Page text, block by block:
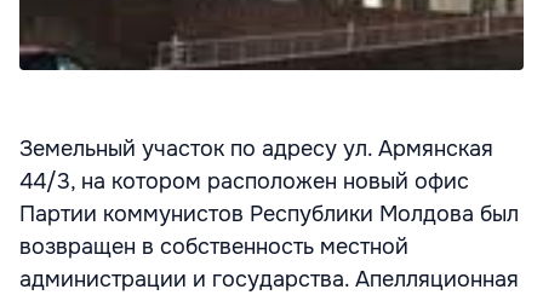
Земельный участок по адресу ул. Армянская
44/3, на котором расположен новый офис
Партии коммунистов Республики Молдова был
возвращен в собственность местной
администрации и государства. Апелляционная